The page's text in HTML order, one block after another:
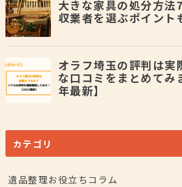
カテゴリ
遺品整理お役立ちコラム